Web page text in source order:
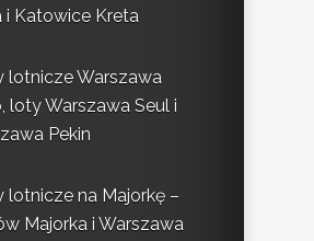
i Katowice Kreta
lotnicze Warszawa
loty Warszawa Seul i
Pekin
lotnicze na Majorkę –
Majorka i Warszawa